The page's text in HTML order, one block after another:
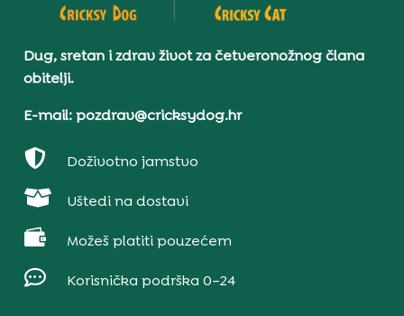
Dug, sretan i zdrav život za četveronožnog člana
obitelji.
E-mail: pozdrav@cricksydog.hr
 Doživotno jamstvo
 Uštedi na dostavi
 Možeš platiti pouzećem
 Korisnička podrška 0–24